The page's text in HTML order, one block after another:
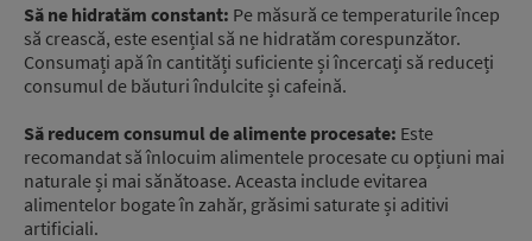
Să ne hidratăm constant: Pe măsură ce temperaturile încep
să crească, este esențial să ne hidratăm corespunzător.
Consumați apă în cantități suficiente și încercați să reduceți
consumul de băuturi îndulcite și cafeină.
Să reducem consumul de alimente procesate: Este
recomandat să înlocuim alimentele procesate cu opțiuni mai
naturale și mai sănătoase. Aceasta include evitarea
alimentelor bogate în zahăr, grăsimi saturate și aditivi
artificiali.